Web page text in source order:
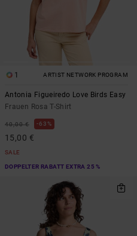
1 ARTIST NETWORK PROGRAM
Antonia Figueiredo Love Birds Easy
Frauen Rosa T-Shirt
40,00 € 63%
15,00 €
SALE
DOPPELTER RABATT EXTRA 25 %